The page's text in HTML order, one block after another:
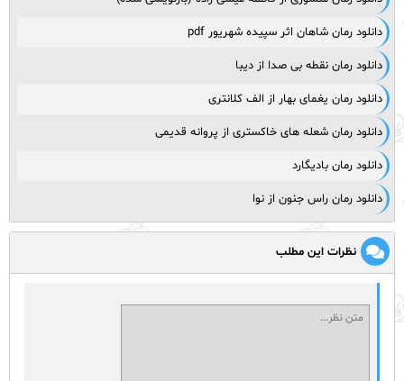
دانلود رمان شاهان اثر سپیده شهریور pdf
دانلود رمان نقطه بی صدا از دیبا
دانلود رمان یغمای بهار از الف کلانتری
دانلود رمان شعله های خاکستری از پروانه قدیمی
دانلود رمان بادیگارد
دانلود رمان راس جنون از نوا
نظرات این مطلب